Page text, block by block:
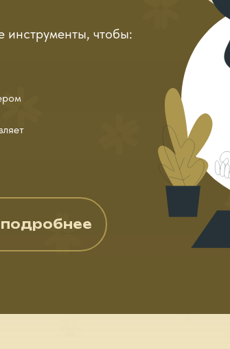
подробнее
инструменты, чтобы: